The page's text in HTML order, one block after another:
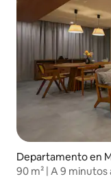
Departamento en
90 m² | A 9 minutos